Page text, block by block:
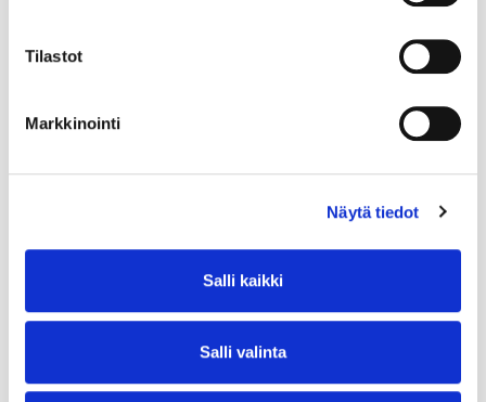
Tilastot
Markkinointi
Näytä tiedot
Salli kaikki
Salli valinta